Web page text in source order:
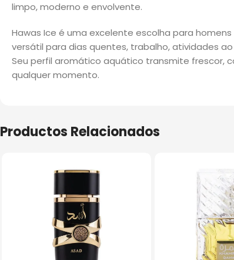
limpo, moderno e envolvente.
Hawas Ice é uma excelente escolha para
versátil para dias quentes, trabalho, atividades
Seu perfil aromático aquático transmite frescor,
qualquer momento.
Productos Relacionados